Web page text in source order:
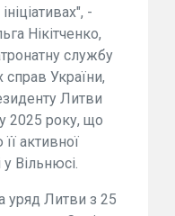
-
Нікітченко,
службу
справ України,
Литви
2025 року, що
активної
Вільнюсі.
уряд Литви з 25